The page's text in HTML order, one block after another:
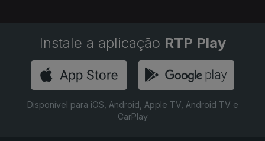
Instale a aplicação RTP Play
Disponível para iOS, Android, Apple TV, Android TV e
CarPlay